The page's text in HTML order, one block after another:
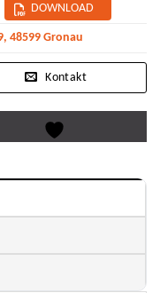
DOWNLOAD
48599 Gronau
Kontakt